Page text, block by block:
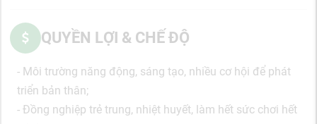
QUYỀN LỢI & CHẾ ĐỘ
- Môi trường năng động, sáng tạo, nhiều cơ hội để phát
triển bản thân;
- Đồng nghiệp trẻ trung, nhiệt huyết, làm hết sức chơi hết